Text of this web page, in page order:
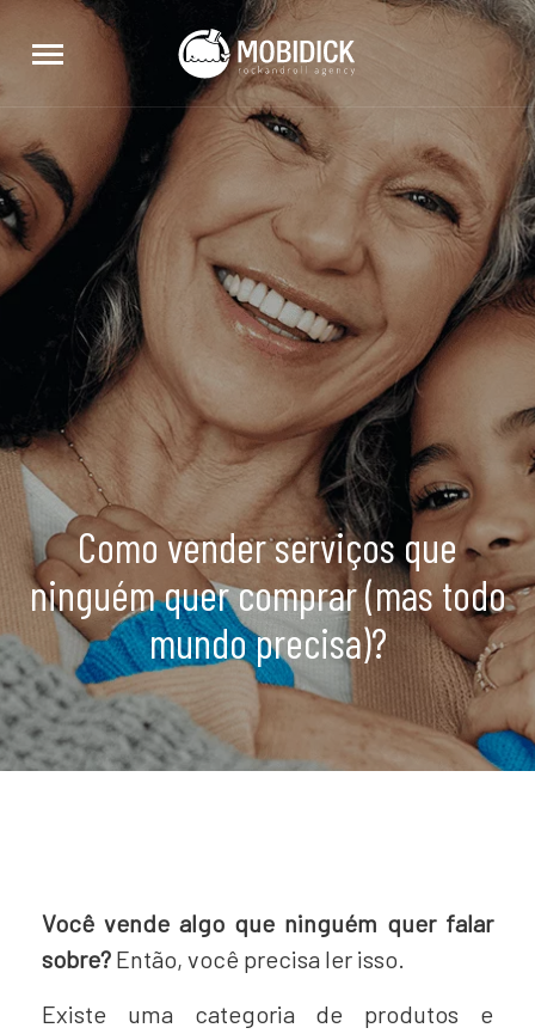
Como vender serviços que
ninguém quer comprar (mas todo
mundo precisa)?
Você vende algo que ninguém quer falar
sobre? Então, você precisa ler isso.
Existe uma categoria de produtos e